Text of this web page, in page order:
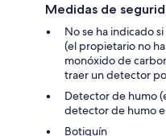
Medidas de
No se ha indicado
(el propietario no
monóxido de
traer un detector
Detector de humo
detector de humo
Botiquín